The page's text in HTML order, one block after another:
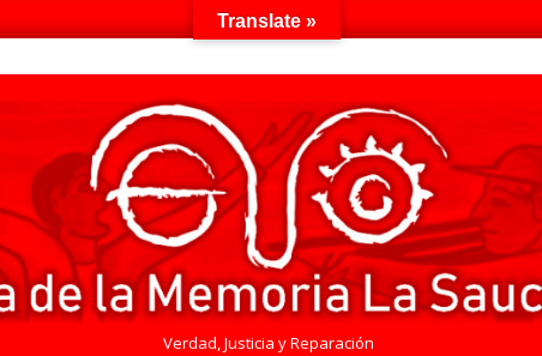
Verdad, Justicia y Reparación
Translate »